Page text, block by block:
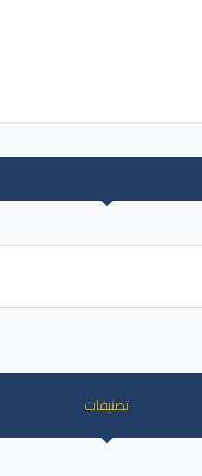
تصنيفات